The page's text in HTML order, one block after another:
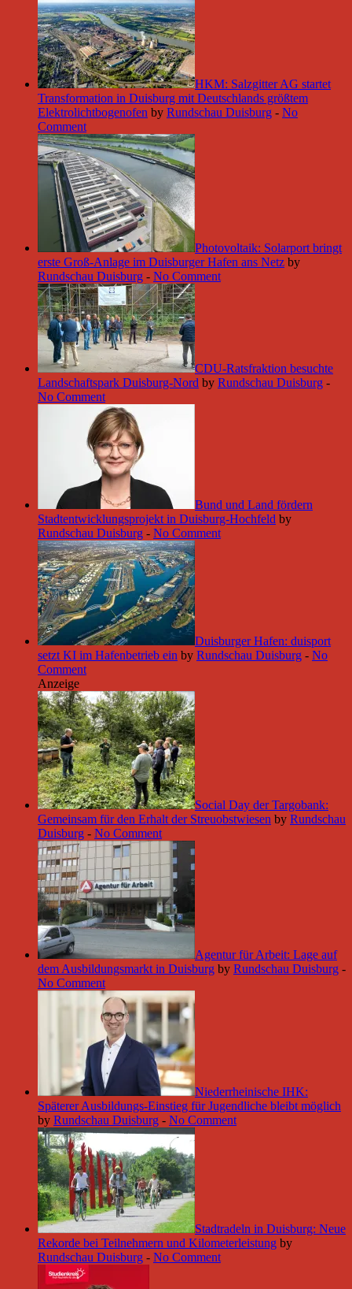
HKM: Salzgitter AG startet
Transformation in Duisburg mit Deutschlands größtem
Elektrolichtbogenofen by Rundschau Duisburg - No
Comment
Photovoltaik: Solarport bringt
erste Groß-Anlage im Duisburger Hafen ans Netz by
Rundschau Duisburg - No Comment
CDU-Ratsfraktion besuchte
Landschaftspark Duisburg-Nord by Rundschau Duisburg -
No Comment
Bund und Land fördern
Stadtentwicklungsprojekt in Duisburg-Hochfeld by
Rundschau Duisburg - No Comment
Duisburger Hafen: duisport
setzt KI im Hafenbetrieb ein by Rundschau Duisburg - No
Comment
Anzeige
Social Day der Targobank:
Gemeinsam für den Erhalt der Streuobstwiesen by Rundschau
Duisburg - No Comment
Agentur für Arbeit: Lage auf
dem Ausbildungsmarkt in Duisburg by Rundschau Duisburg -
No Comment
Niederrheinische IHK:
Späterer Ausbildungs-Einstieg für Jugendliche bleibt möglich
by Rundschau Duisburg - No Comment
Stadtradeln in Duisburg: Neue
Rekorde bei Teilnehmern und Kilometerleistung by
Rundschau Duisburg - No Comment